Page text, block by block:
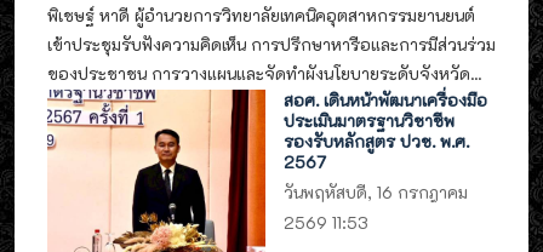
พิเชษฐ์ หาดี ผู้อำนวยการวิทยาลัยเทคนิคอุตสาหกรรมยานยนต์
เข้าประชุมรับฟังความคิดเห็น การปรึกษาหารือและการมีส่วนร่วม
ของประชาชน การวางแผนและจัดทำผังนโยบายระดับจังหวัด...
สอศ. เดินหน้าพัฒนาเครื่องมือ
ประเมินมาตรฐานวิชาชีพ
รองรับหลักสูตร ปวช. พ.ศ.
2567
วันพฤหัสบดี, 16 กรกฎาคม
2569 11:53